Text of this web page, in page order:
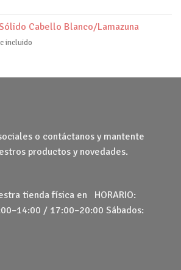
Cabello Blanco/Lamazuna
incluido
o contáctanos y mantente
productos y novedades.
tienda física en HORARIO:
/ 17:00–20:00 Sábados: